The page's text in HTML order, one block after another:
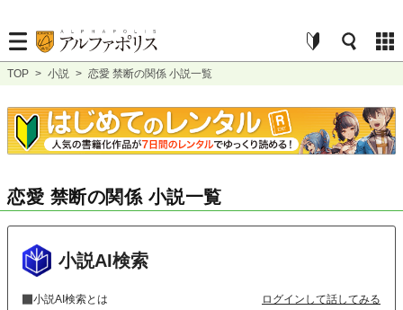
TOP > 小説 > 恋愛 禁断の関係 小説一覧
恋愛 禁断の関係 小説一覧
小説AI検索
小説AI検索とは ログインして話してみる